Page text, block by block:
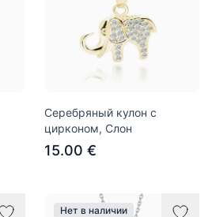
Серебряный кулон с
цирконом, Слон
15.00 €
Нет в наличии